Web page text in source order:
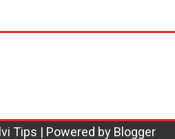
Tips | Powered by Blogger